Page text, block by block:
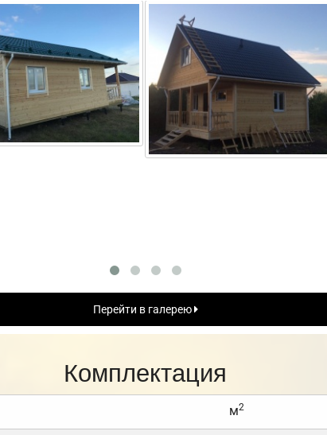
Перейти в галерею
Комплектация
м2